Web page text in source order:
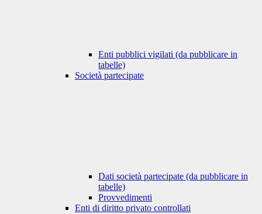
Enti pubblici vigilati (da pubblicare in
tabelle)
Società partecipate
Dati società partecipate (da pubblicare in
tabelle)
Provvedimenti
Enti di diritto privato controllati